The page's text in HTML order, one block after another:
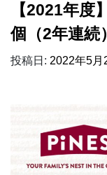
【2021年
個（2年連続
投稿日: 2022年5月